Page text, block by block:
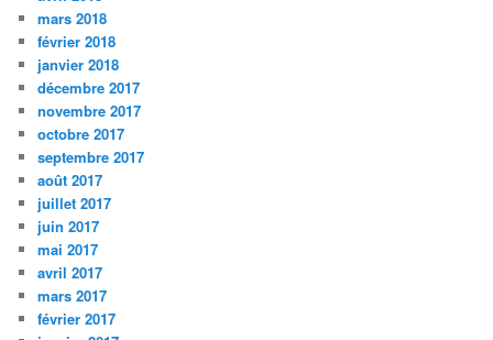
mars 2018
février 2018
janvier 2018
décembre 2017
novembre 2017
octobre 2017
septembre 2017
août 2017
juillet 2017
juin 2017
mai 2017
avril 2017
mars 2017
février 2017